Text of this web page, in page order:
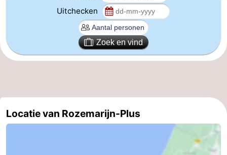
Zee
duinreservaat
Wijk
-
Kennermerland
Haarlem
-
Uitchecken
Zoek en vind
Locatie van Rozemarijn-Plus